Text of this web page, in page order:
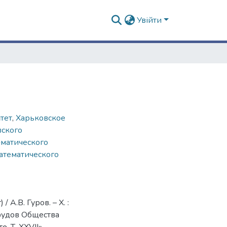
Увійти
, Харьковское
А.В. Гуров. – Х. :
Общества